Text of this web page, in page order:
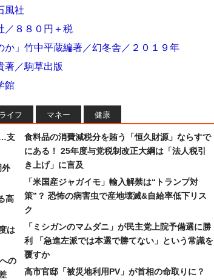
風社
／８８０円＋税
か」竹中平蔵編著／幻冬舎／２０１９年
著／駒草出版
館
ライフ マネー 健康
…支
外
高
は
の
食料品の消費減税分を賄う「恒久財源」ならすで
にある！ 25年度与党税制改正大綱は「法人税引
き上げ」に言及
「米国産ジャガイモ」輸入解禁は“トランプ対
策”？ 恐怖の病害虫で産地壊滅&自給率低下リス
ク
「ミシガンのマムダニ」が民主党上院予備選に勝
利 「急進左派では本選で勝てない」という常識を
覆すか
高市官邸「被災地利用PV」が首相の命取りに？